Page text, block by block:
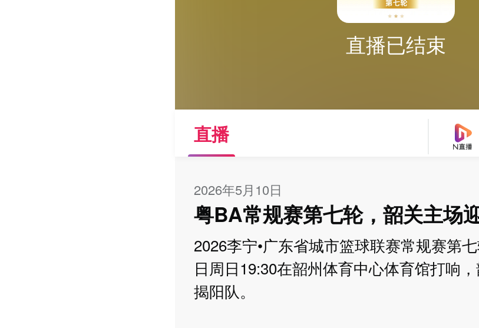
直播已结束
直播
2026年5月10日
粤BA常规赛第七轮，韶关主场
2026李宁•广东省城市篮球联赛常规赛第
日周日19:30在韶州体育中心体育馆打响
揭阳队。